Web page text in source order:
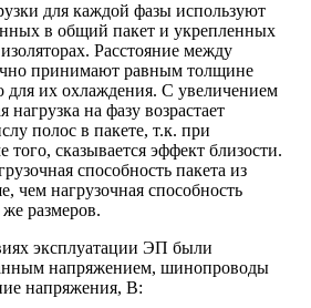
для каждой фазы используют
в общий пакет и укрепленных
Расстояние между
принимают равным толщине
для их охлаждения. С увеличением
нагрузка на фазу возрастает
полос в пакете, т.к. при
сказывается эффект близости.
способность пакета из
чем нагрузочная способность
размеров.
эксплуатации ЭП были
напряжением, шинопроводы
напряжения, В: